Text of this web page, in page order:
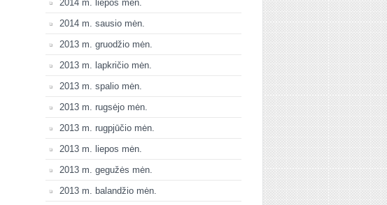
2014 m. liepos mėn.
2014 m. sausio mėn.
2013 m. gruodžio mėn.
2013 m. lapkričio mėn.
2013 m. spalio mėn.
2013 m. rugsėjo mėn.
2013 m. rugpjūčio mėn.
2013 m. liepos mėn.
2013 m. gegužės mėn.
2013 m. balandžio mėn.